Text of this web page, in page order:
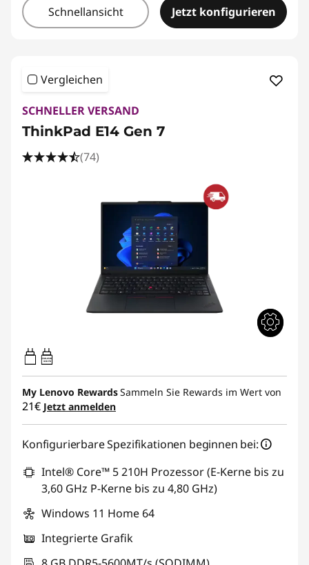
Schnellansicht Jetzt konfigurieren
Vergleichen
SCHNELLER VERSAND
ThinkPad E14 Gen 7
(74)
65W-65W
USB PD
My Lenovo RewardsSammeln Sie Rewards im Wert von
21€ Jetzt anmelden
Konfigurierbare Spezifikationen beginnen bei:
Intel® Core™ 5 210H Prozessor (E-Kerne bis zu
3,60 GHz P-Kerne bis zu 4,80 GHz)
Windows 11 Home 64
Integrierte Grafik